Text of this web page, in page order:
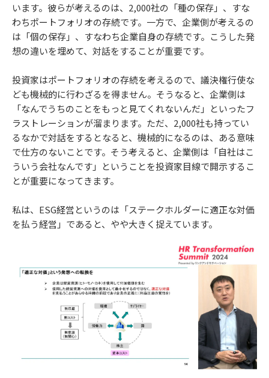
います。彼らが考えるのは、2,000社の「種の保存」、すな
わちポートフォリオの存続です。一方で、企業側が考えるの
は「個の保存」、すなわち企業自身の存続です。こうした発
想の違いを埋めて、対話をすることが重要です。
投資家はポートフォリオの存続を考えるので、議決権行使な
ども機械的に行わざるを得ません。そうなると、企業側は
「なんでうちのことをもっと見てくれないんだ」といったフ
ラストレーションが溜まります。ただ、2,000社も持ってい
るなかで対話をするとなると、機械的になるのは、ある意味
で仕方のないことです。そう考えると、企業側は「自社はこ
ういう会社なんです」ということを投資家目線で開示するこ
とが重要になってきます。
私は、ESG経営というのは「ステークホルダーに適正な対価
を払う経営」であると、やや大きく捉えています。